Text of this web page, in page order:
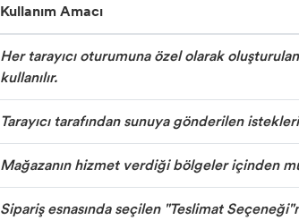
Kullanım Amacı
Her tarayıcı oturumuna özel olarak
kullanılır.
Tarayıcı tarafından sunuya gönderilen
Mağazanın hizmet verdiği bölgeler içinden
Sipariş esnasında seçilen "Teslimat